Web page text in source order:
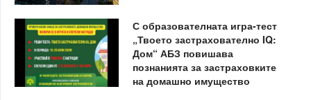
С образователната игра-тест
„Твоето застрахователно IQ:
Дом“ АБЗ повишава
познанията за застраховките
на домашно имущество